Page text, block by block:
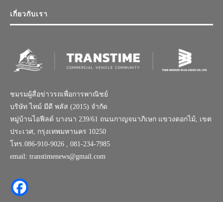
เกี่ยวกับเรา
ชมรมผู้สื่อข่าวรถเพื่อการพาณิชย์
บริษัท ไทม์ มีดี พลัส (2015) จำกัด
หมู่บ้านไอฟีลด์ บางนา 239/61 ถนนกาญจนาภิเษก แขวงดอกไม้, เขต
ประเวศ, กรุงเทพมหานคร 10250
โทร.086-910-9026 , 081-234-7985
email: transtimenews@gmail.com